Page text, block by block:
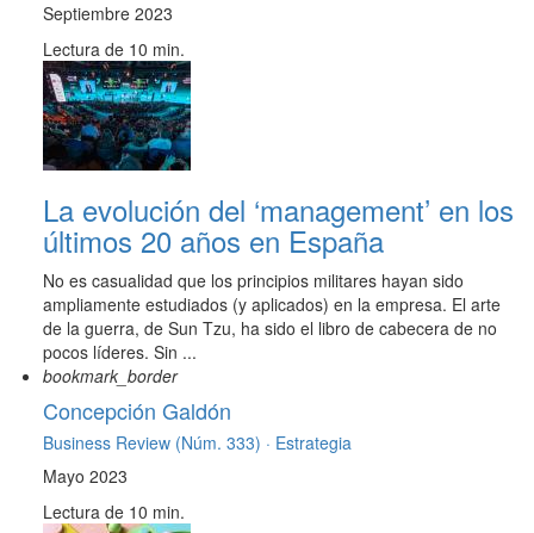
Septiembre 2023
Lectura de 10 min.
La evolución del ‘management’ en los
últimos 20 años en España
No es casualidad que los principios militares hayan sido
ampliamente estudiados (y aplicados) en la empresa. El arte
de la guerra, de Sun Tzu, ha sido el libro de cabecera de no
pocos líderes. Sin ...
bookmark_border
Concepción Galdón
Business Review (Núm. 333) · Estrategia
Mayo 2023
Lectura de 10 min.